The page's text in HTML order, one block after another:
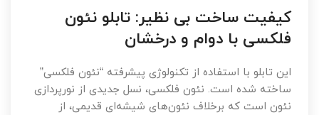
کیفیت ساخت بی نظیر: تابلو نئون
فلکسی با دوام و درخشان
این تابلو با استفاده از تکنولوژی پیشرفته “نئون فلکسی”
ساخته شده است. نئون فلکسی، نسل جدیدی از نورپردازی
نئون است که برخلاف نئون‌های شیشه‌ای قدیمی، از